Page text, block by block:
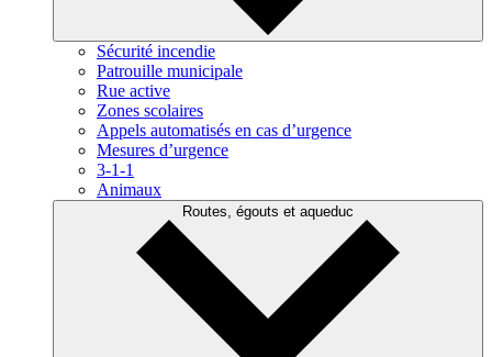
Sécurité incendie
Patrouille municipale
Rue active
Zones scolaires
Appels automatisés en cas d’urgence
Mesures d’urgence
3-1-1
Animaux
Routes, égouts et aqueduc